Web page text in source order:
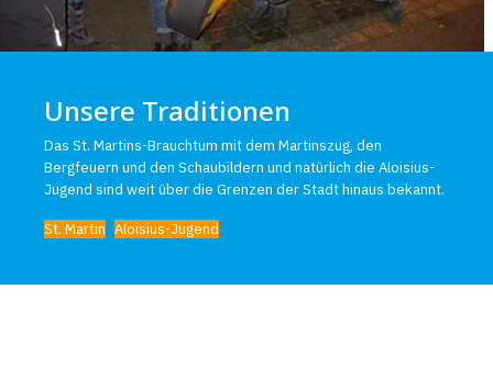
Unsere Traditionen
Das St. Martins-Brauchtum mit dem Martinszug, den
Bergfeuern und den Schaubildern und natürlich die Aloisius-
Jugend sind weit über die Grenzen der Stadt hinaus bekannt.
St. Martin Aloisius-Jugend